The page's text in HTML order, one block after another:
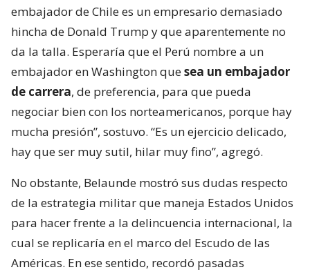
embajador de Chile es un empresario demasiado
hincha de Donald Trump y que aparentemente no
da la talla. Esperaría que el Perú nombre a un
embajador en Washington quesea un embajador
de carrera, de preferencia, para que pueda
negociar bien con los norteamericanos, porque hay
mucha presión”, sostuvo. “Es un ejercicio delicado,
hay que ser muy sutil, hilar muy fino”, agregó.
No obstante, Belaunde mostró sus dudas respecto
de la estrategia militar que maneja Estados Unidos
para hacer frente a la delincuencia internacional, la
cual se replicaría en el marco del Escudo de las
Américas. En ese sentido, recordó pasadas